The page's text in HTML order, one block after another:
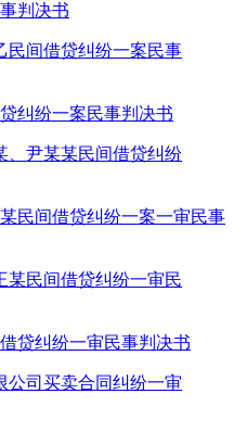
判决书
纠纷一案民事判决书
民间借贷纠纷一案一审民事
贷纠纷一审民事判决书